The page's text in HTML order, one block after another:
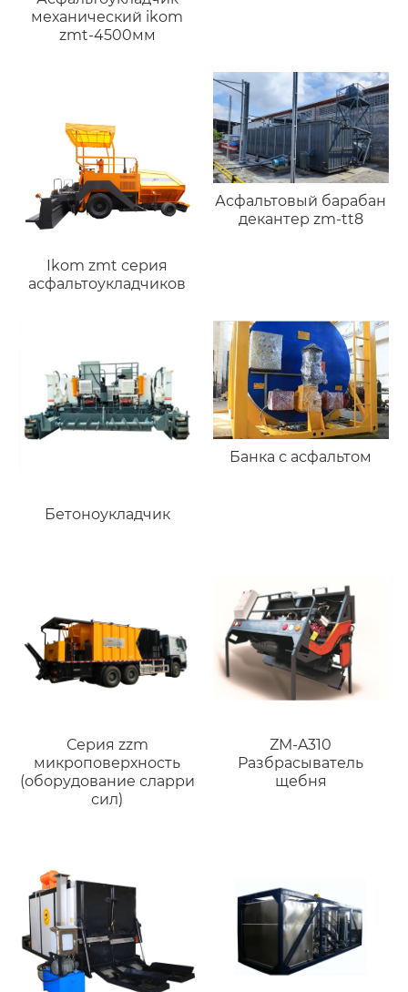
механический ikom
zmt-4500мм
Ikom zmt серия
асфальтоукладчиков
Асфальтовый барабан
декантер zm-tt8
Бетоноукладчик
Банка с асфальтом
Серия zzm
микроповерхность
(оборудование сларри
сил)
ZM-A310
Разбрасыватель
щебня